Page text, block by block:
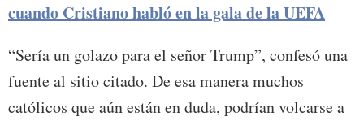
cuando Cristiano habló en la gala de la UEFA
“Sería un golazo para el señor Trump”, confesó una
fuente al sitio citado. De esa manera muchos
católicos que aún están en duda, podrían volcarse a